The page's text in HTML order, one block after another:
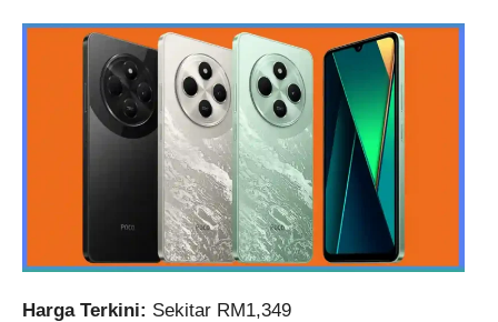
Harga Terkini: Sekitar RM1,349